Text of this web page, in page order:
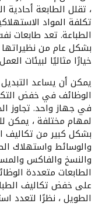
، تقلل الطابعة أحادية
تكلفة المواد
الطباعة. تعد طابعات
بشكل عام من نظيراتها
خيارًا مثاليًا لبيئات
يمكن أن يساعد
الوظائف في خفض
في جهاز واحد. تجاوز
لمهام مختلفة ، يمكن
بشكل كبير من تكاليف
والوسائط واستهلاك
والنسخ والفاكس
الطابعات متعددة
على خفض تكاليف
الطويل ، نظرًا لتعدد